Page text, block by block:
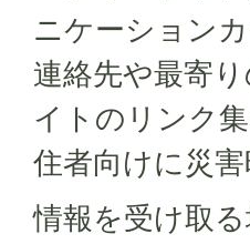
ニケーション
連絡先や最寄
イトのリンク
住者向けに災
情報を受け取